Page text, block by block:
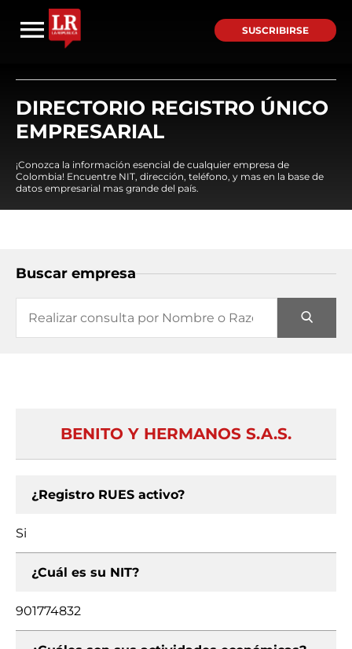
SUSCRIBIRSE
DIRECTORIO REGISTRO ÚNICO
EMPRESARIAL
¡Conozca la información esencial de cualquier empresa de
Colombia! Encuentre NIT, dirección, teléfono, y mas en la base de
datos empresarial mas grande del país.
Buscar empresa
BENITO Y HERMANOS S.A.S.
¿Registro RUES activo?
Si
¿Cuál es su NIT?
901774832